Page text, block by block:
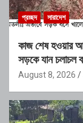
প্রচ্ছদ সারাদেশ
কাজ শেষ হওয়ার
সড়কে যান চলাচল
August 8, 2026